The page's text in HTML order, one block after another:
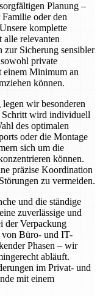
Planung –
oder den
komplette
relevanten
zur Sicherung sensibler
private
einem Minimum an
können.
wir besonderen
Schritt wird individuell
des optimalen
oder die Montage
sich um die
können.
präzise Koordination
zu vermeiden.
und die ständige
zuverlässige und
der Verpackung
von Büro- und IT-
Phasen – wir
abläuft.
im Privat- und
mit einem